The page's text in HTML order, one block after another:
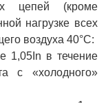
цепей (кроме
нагрузке всех
воздуха 40°С:
1,05In в течение
с «холодного»